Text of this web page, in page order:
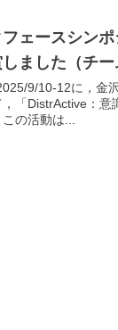
ェースシン
ました（チ
9/10-12に，金
「DistrActive：
の活動は...